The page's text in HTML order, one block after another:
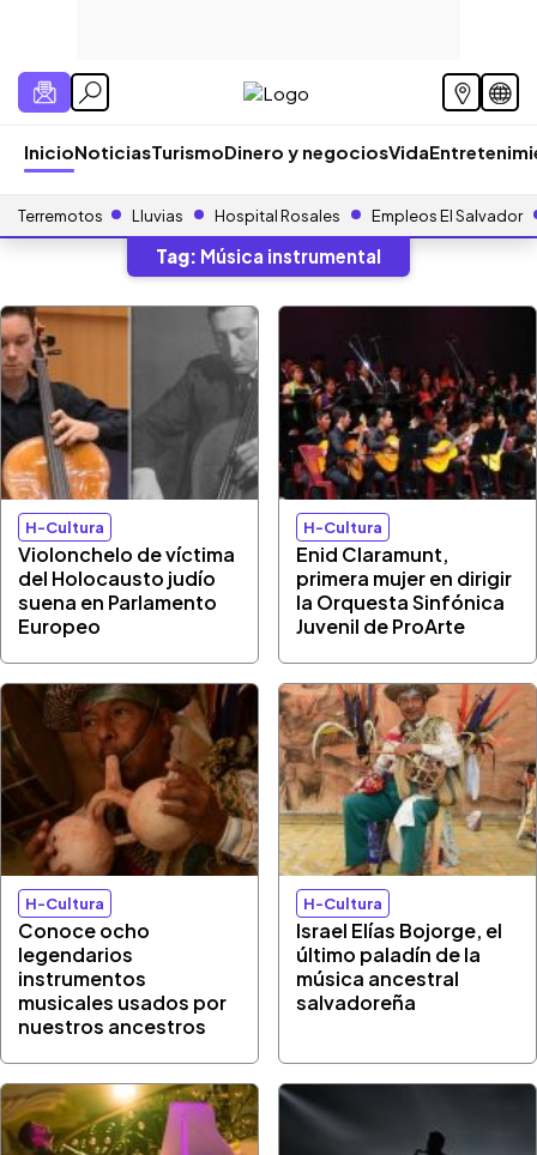
InicioNoticiasTurismoDinero y negociosVida
Terremotos Lluvias Hospital Rosales Empleos El Salvador
Tag: Música instrumental
H-Cultura
Violonchelo de víctima
del Holocausto judío
suena en Parlamento
Europeo
H-Cultura
Enid Claramunt,
primera mujer en dirigir
la Orquesta Sinfónica
Juvenil de ProArte
H-Cultura
Conoce ocho
legendarios
instrumentos
musicales usados por
nuestros ancestros
H-Cultura
Israel Elías Bojorge, el
último paladín de la
música ancestral
salvadoreña